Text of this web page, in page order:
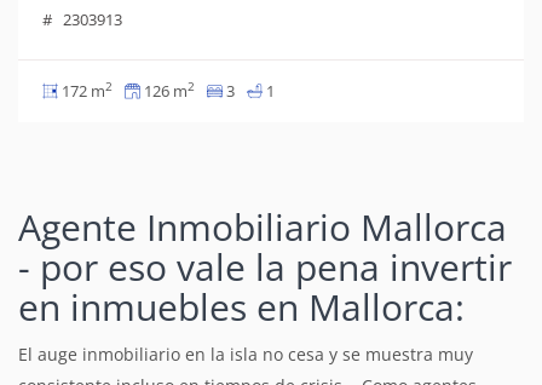
# 2303913
172 m2 126 m2 3 1
Agente Inmobiliario Mallorca
- por eso vale la pena invertir
en inmuebles en Mallorca:
El auge inmobiliario en la isla no cesa y se muestra muy